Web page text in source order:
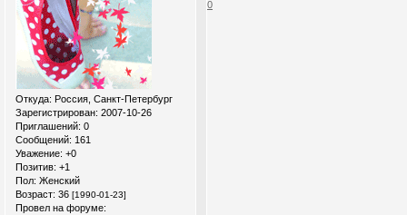
Откуда: Россия, Санкт-Петербург
Зарегистрирован: 2007-10-26
Приглашений: 0
Сообщений: 161
Уважение: +0
Позитив: +1
Пол: Женский
Возраст: 36 [1990-01-23]
Провел на форуме:
0